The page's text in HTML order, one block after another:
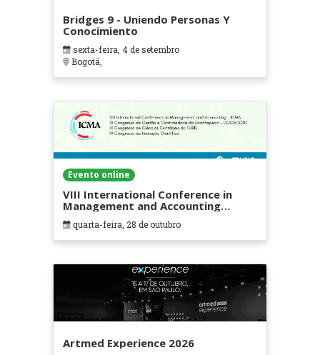
Bridges 9 - Uniendo Personas Y
Conocimiento
sexta-feira, 4 de setembro
Bogotá,
Evento online
VIII International Conference in
Management and Accounting
(ICMA)
quarta-feira, 28 de outubro
Artmed Experience 2026